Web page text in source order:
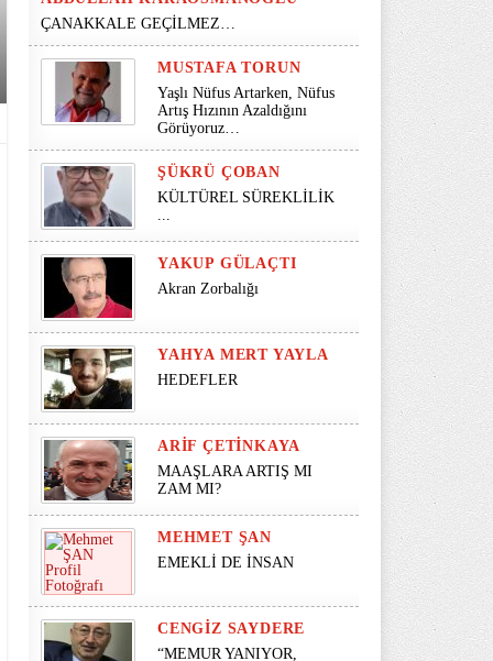
ÇANAKKALE GEÇİLMEZ…
MUSTAFA TORUN
Yaşlı Nüfus Artarken, Nüfus
Artış Hızının Azaldığını
Görüyoruz…
ŞÜKRÜ ÇOBAN
KÜLTÜREL SÜREKLİLİK
...
YAKUP GÜLAÇTI
Akran Zorbalığı
YAHYA MERT YAYLA
HEDEFLER
ARIF ÇETINKAYA
MAAŞLARA ARTIŞ MI
ZAM MI?
MEHMET ŞAN
EMEKLİ DE İNSAN
CENGIZ SAYDERE
“MEMUR YANIYOR,